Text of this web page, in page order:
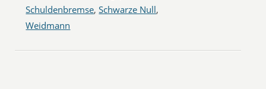
Schuldenbremse,Schwarze Null,
Weidmann